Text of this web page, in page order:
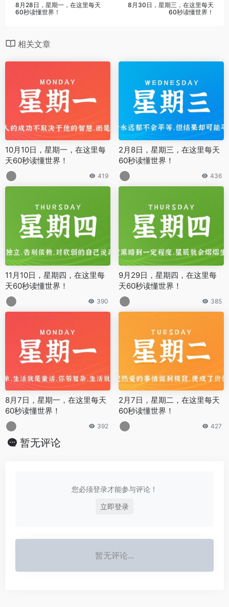
8月28日，星期一，在这里每天
60秒读懂世界！
8月30日，星期三，在这里每天
60秒读懂世界！
相关文章
10月10日，星期一，在这里每
天60秒读懂世界！
419
2月8日，星期三，在这里每天
60秒读懂世界！
436
11月10日，星期四，在这里每
天60秒读懂世界！
390
9月29日，星期四，在这里每
天60秒读懂世界！
385
8月7日，星期一，在这里每天
60秒读懂世界！
392
2月7日，星期二，在这里每天
60秒读懂世界！
427
暂无评论
您必须登录才能参与评论！
立即登录
暂无评论...